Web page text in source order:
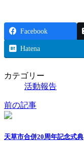
Facebook
Hatena
カテゴリー
活動報告
前の記事
天草市合併20周年記念式典